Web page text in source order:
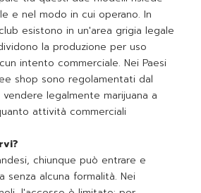
e nel modo in cui operano. In
esistono in un'area grigia legale
la produzione per uso
intento commerciale. Nei Paesi
shop sono regolamentati dal
legalmente marijuana a
attività commerciali
chiunque può entrare e
senza alcuna formalità. Nei